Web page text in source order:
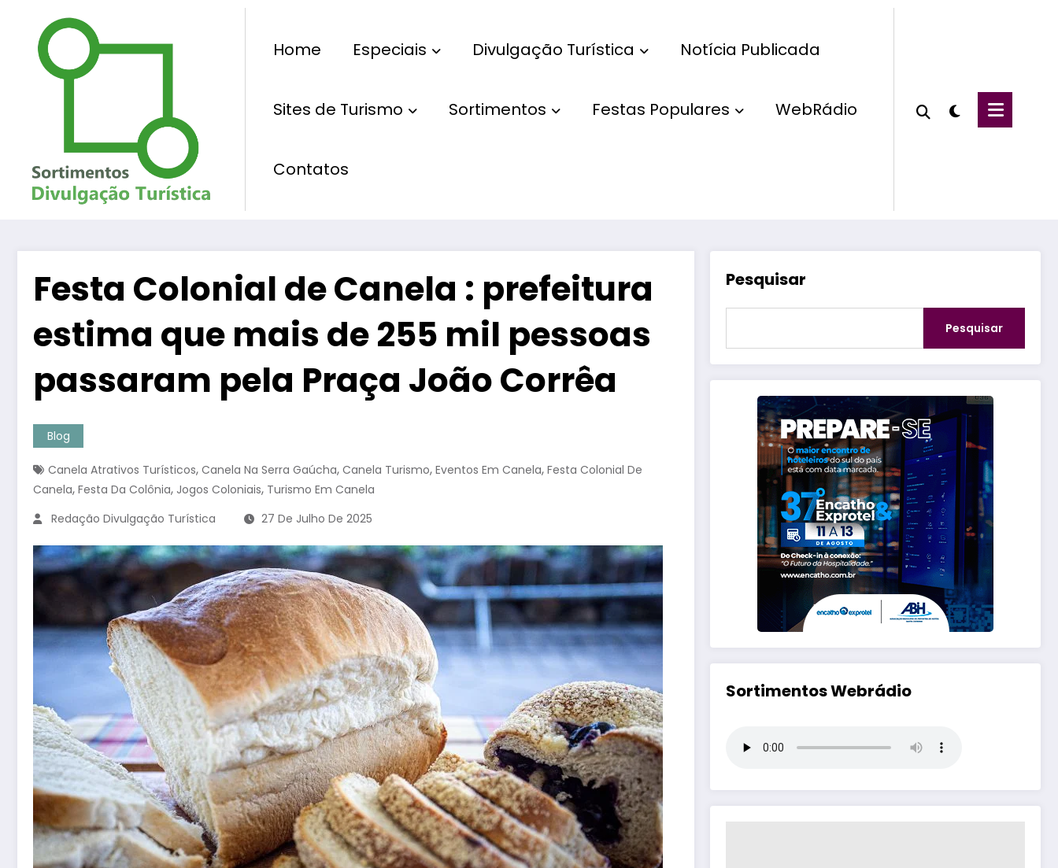
conteúdo
Home Especiais Divulgação Turística Notícia Publicada
Sites de Turismo Sortimentos Festas Populares WebRádio
Contatos
Festa Colonial de Canela : prefeitura
estima que mais de 255 mil pessoas
passaram pela Praça João Corrêa
Blog
Canela Atrativos Turísticos, Canela Na Serra Gaúcha, Canela Turismo, Eventos Em Canela, Festa Colonial De
Canela, Festa Da Colônia, Jogos Coloniais, Turismo Em Canela
Redação Divulgação Turística
27 De Julho De 2025
Pesquisar
Pesquisar
Sortimentos Webrádio